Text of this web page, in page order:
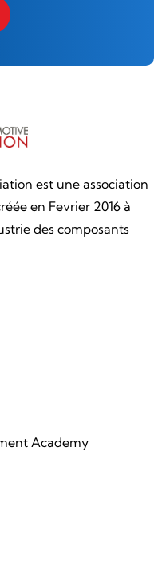
est une association
en Fevrier 2016 à
des composants
Academy